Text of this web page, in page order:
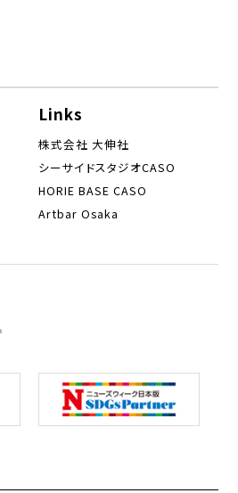
Links
株式会社 大伸社
シーサイドスタジオCASO
HORIE BASE CASO
Artbar Osaka